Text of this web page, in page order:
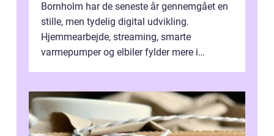
Bornholm har de seneste år gennemgået en
stille, men tydelig digital udvikling.
Hjemmearbejde, streaming, smarte
varmepumper og elbiler fylder mere i